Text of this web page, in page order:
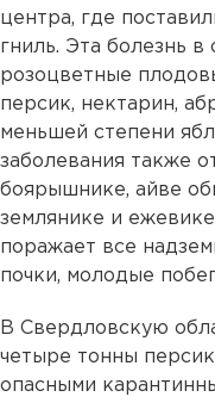
центра, где
гниль. Эта болезнь
розоцветные
персик, нектарин,
меньшей степени
заболевания также
боярышнике, айве
землянике и
поражает все
почки, молодые
В Свердловскую
четыре тонны
опасными